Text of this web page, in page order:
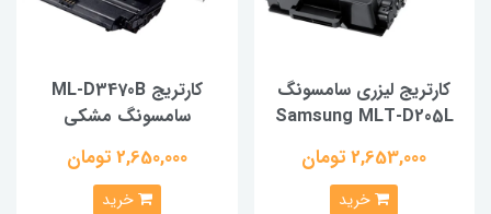
کارتریج لیزری سامسونگ
Samsung MLT-D205L
2,653,000 تومان
خرید
کارتریج ML-D3470B
سامسونگ مشکی
2,650,000 تومان
خرید